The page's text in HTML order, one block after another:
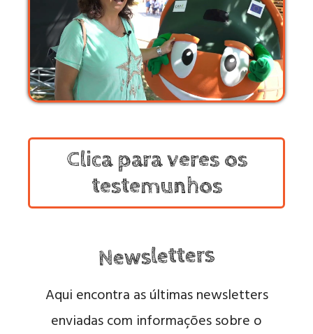
Clica para veres os
testemunhos
Newsletters
Aqui encontra as últimas newsletters
enviadas com informações sobre o